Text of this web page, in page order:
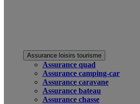
Assurance loisirs tourisme
Assurance quad
Assurance camping-car
Assurance caravane
Assurance bateau
Assurance chasse